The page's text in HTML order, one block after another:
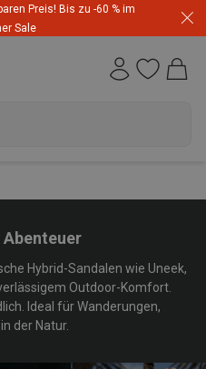
Preis! Bis zu -60 % im
Sale
Hybrid-Sandalen wie Uneek,
Outdoor-Komfort.
Ideal für Wanderungen,
der Natur.